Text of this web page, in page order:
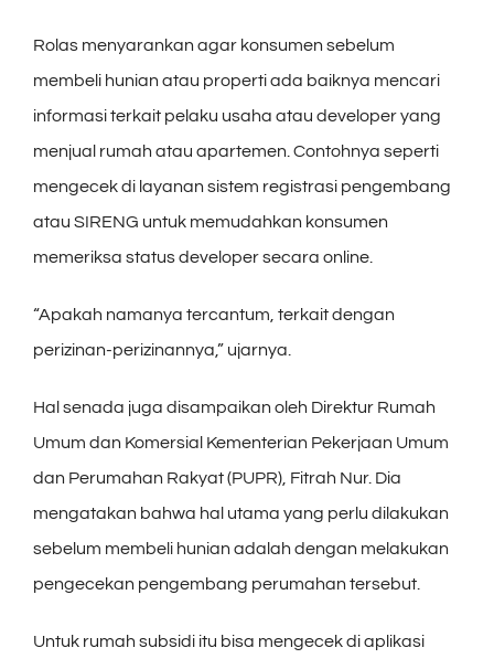
Rolas menyarankan agar konsumen sebelum
membeli hunian atau properti ada baiknya mencari
informasi terkait pelaku usaha atau developer yang
menjual rumah atau apartemen. Contohnya seperti
mengecek di layanan sistem registrasi pengembang
atau SIRENG untuk memudahkan konsumen
memeriksa status developer secara online.
“Apakah namanya tercantum, terkait dengan
perizinan-perizinannya,” ujarnya.
Hal senada juga disampaikan oleh Direktur Rumah
Umum dan Komersial Kementerian Pekerjaan Umum
dan Perumahan Rakyat (PUPR), Fitrah Nur. Dia
mengatakan bahwa hal utama yang perlu dilakukan
sebelum membeli hunian adalah dengan melakukan
pengecekan pengembang perumahan tersebut.
Untuk rumah subsidi itu bisa mengecek di aplikasi